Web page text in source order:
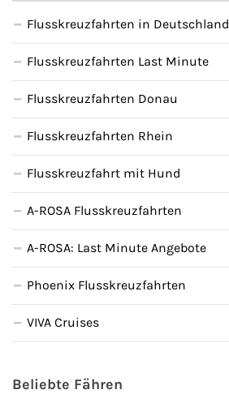
Flusskreuzfahrten in Deutschland
Flusskreuzfahrten Last Minute
Flusskreuzfahrten Donau
Flusskreuzfahrten Rhein
Flusskreuzfahrt mit Hund
A-ROSA Flusskreuzfahrten
A-ROSA: Last Minute Angebote
Phoenix Flusskreuzfahrten
VIVA Cruises
Beliebte Fähren